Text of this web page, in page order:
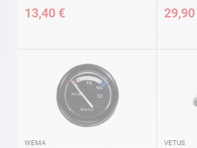
13,40 €
WEMA VETUS